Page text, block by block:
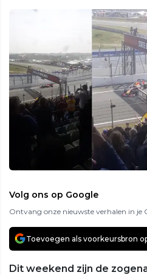
Volg ons op Google
Ontvang onze nieuwste verhalen in je
Toevoegen als voorkeursbron
Dit weekend zijn de